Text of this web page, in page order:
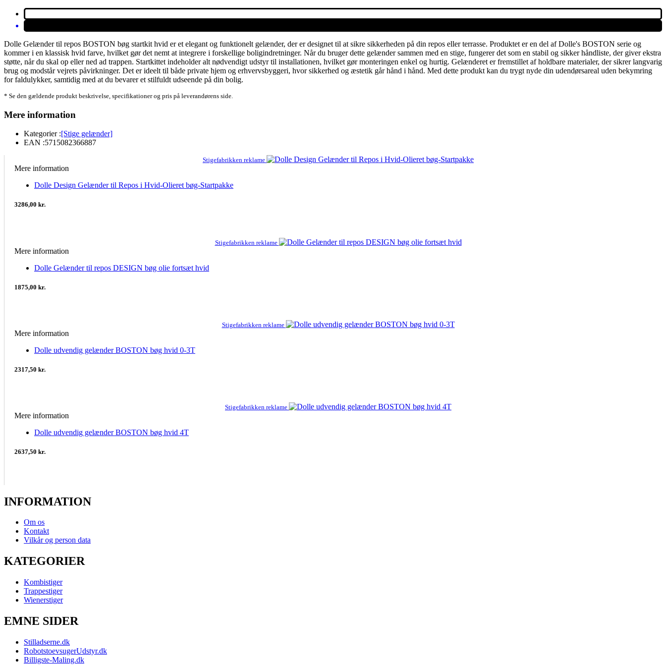
Dolle Gelænder til repos BOSTON bøg startkit hvid er et elegant og funktionelt gelænder, der er designet til at sikre sikkerheden på din repos eller terrasse. Produktet er en del af Dolle's BOSTON serie og
kommer i en klassisk hvid farve, hvilket gør det nemt at integrere i forskellige boligindretninger. Når du bruger dette gelænder sammen med en stige, fungerer det som en stabil og sikker håndliste, der giver ekstra
støtte, når du skal op eller ned ad trappen. Startkittet indeholder alt nødvendigt udstyr til installationen, hvilket gør monteringen enkel og hurtig. Gelænderet er fremstillet af holdbare materialer, der sikrer langvarig
brug og modstår vejrets påvirkninger. Det er ideelt til både private hjem og erhvervsbyggeri, hvor sikkerhed og æstetik går hånd i hånd. Med dette produkt kan du trygt nyde din udendørsareal uden bekymring
for faldulykker, samtidig med at du bevarer et stilfuldt udseende på din bolig.
* Se den gældende produkt beskrivelse, specifikationer og pris på leverandørens side.
Mere information
Kategorier :[Stige gelænder]
EAN :5715082366887
Stigefabrikken reklame
Mere information
Dolle Design Gelænder til Repos i Hvid-Olieret bøg-Startpakke
3286,00 kr.
Stigefabrikken reklame
Mere information
Dolle Gelænder til repos DESIGN bøg olie fortsæt hvid
1875,00 kr.
Stigefabrikken reklame
Mere information
Dolle udvendig gelænder BOSTON bøg hvid 0-3T
2317,50 kr.
Stigefabrikken reklame
Mere information
Dolle udvendig gelænder BOSTON bøg hvid 4T
2637,50 kr.
INFORMATION
Om os
Kontakt
Vilkår og person data
KATEGORIER
Kombistiger
Trappestiger
Wienerstiger
EMNE SIDER
Stilladserne.dk
RobotstoevsugerUdstyr.dk
Billigste-Maling.dk